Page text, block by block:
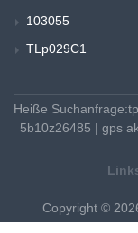
103055
TLp029C1
Heiße Suchanfrage:
5b10z26485 | gps
Copyright ©